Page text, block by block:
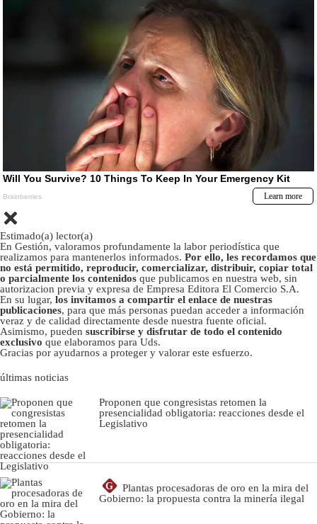
Estimado(a) lector(a)
En Gestión, valoramos profundamente la labor periodística que
realizamos para mantenerlos informados. Por ello, les recordamos que
no está permitido, reproducir, comercializar, distribuir, copiar total
o parcialmente los contenidos que publicamos en nuestra web, sin
autorizacion previa y expresa de Empresa Editora El Comercio S.A.
En su lugar, los invitamos a compartir el enlace de nuestras
publicaciones, para que más personas puedan acceder a información
veraz y de calidad directamente desde nuestra fuente oficial.
Asimismo, pueden suscribirse y disfrutar de todo el contenido
exclusivo que elaboramos para Uds.
Gracias por ayudarnos a proteger y valorar este esfuerzo.
últimas noticias
Proponen que congresistas retomen la
presencialidad obligatoria: reacciones desde el
Legislativo
G
Plantas procesadoras de oro en la mira del
Gobierno: la propuesta contra la minería ilegal